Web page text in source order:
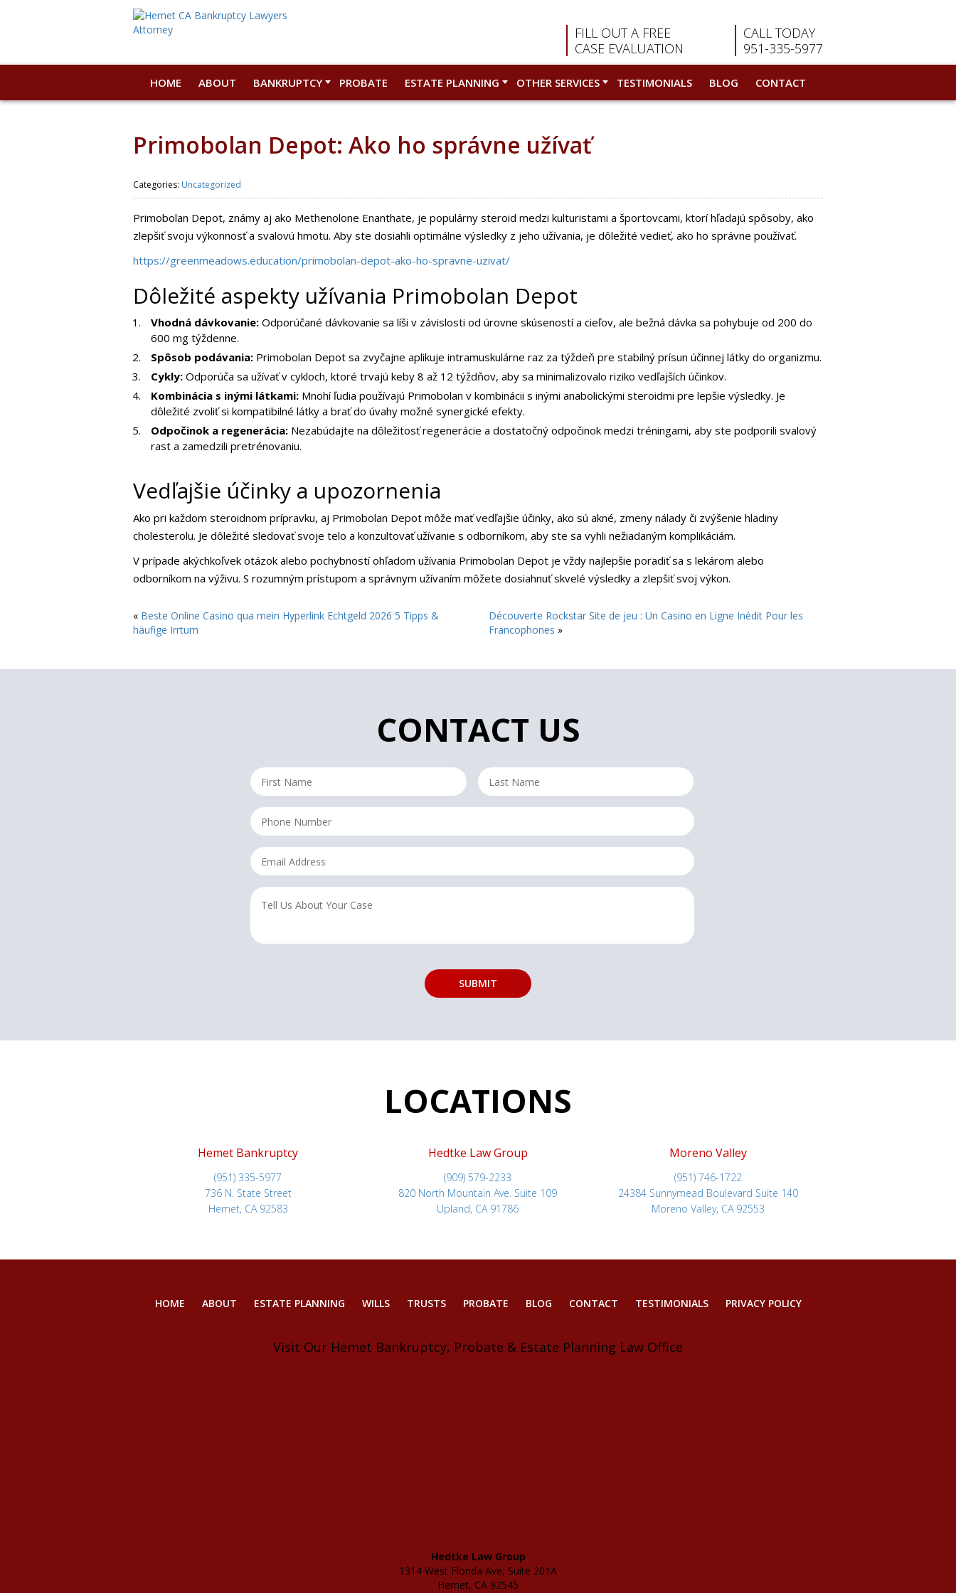
FILL OUT A FREE
CASE EVALUATION
CALL TODAY
951-335-5977
HOME ABOUT BANKRUPTCY PROBATE ESTATE PLANNING OTHER SERVICES TESTIMONIALS BLOG CONTACT
Primobolan Depot: Ako ho správne užívať
Categories: Uncategorized
Primobolan Depot, známy aj ako Methenolone Enanthate, je populárny steroid medzi kulturistami a športovcami, ktorí hľadajú spôsoby, ako
zlepšiť svoju výkonnosť a svalovú hmotu. Aby ste dosiahli optimálne výsledky z jeho užívania, je dôležité vedieť, ako ho správne používať.
https://greenmeadows.education/primobolan-depot-ako-ho-spravne-uzivat/
Dôležité aspekty užívania Primobolan Depot
Vhodná dávkovanie: Odporúčané dávkovanie sa líši v závislosti od úrovne skúseností a cieľov, ale bežná dávka sa pohybuje od 200 do
600 mg týždenne.
Spôsob podávania: Primobolan Depot sa zvyčajne aplikuje intramuskulárne raz za týždeň pre stabilný prísun účinnej látky do organizmu.
Cykly: Odporúča sa užívať v cykloch, ktoré trvajú keby 8 až 12 týždňov, aby sa minimalizovalo riziko vedľajších účinkov.
Kombinácia s inými látkami: Mnohí ľudia používajú Primobolan v kombinácii s inými anabolickými steroidmi pre lepšie výsledky. Je
dôležité zvoliť si kompatibilné látky a brať do úvahy možné synergické efekty.
Odpočinok a regenerácia: Nezabúdajte na dôležitosť regenerácie a dostatočný odpočinok medzi tréningami, aby ste podporili svalový
rast a zamedzili pretrénovaniu.
Vedľajšie účinky a upozornenia
Ako pri každom steroidnom prípravku, aj Primobolan Depot môže mať vedľajšie účinky, ako sú akné, zmeny nálady či zvýšenie hladiny
cholesterolu. Je dôležité sledovať svoje telo a konzultovať užívanie s odborníkom, aby ste sa vyhli nežiadaným komplikáciám.
V prípade akýchkoľvek otázok alebo pochybností ohľadom užívania Primobolan Depot je vždy najlepšie poradiť sa s lekárom alebo
odborníkom na výživu. S rozumným prístupom a správnym užívaním môžete dosiahnuť skvelé výsledky a zlepšiť svoj výkon.
« Beste Online Casino qua mein Hyperlink Echtgeld 2026 5 Tipps &
häufige Irrtum
Découverte Rockstar Site de jeu : Un Casino en Ligne Inédit Pour les
Francophones »
CONTACT US
LOCATIONS
Hemet Bankruptcy
(951) 335-5977
736 N. State Street
Hemet, CA 92583
Hedtke Law Group
(909) 579-2233
820 North Mountain Ave. Suite 109
Upland, CA 91786
Moreno Valley
(951) 746-1722
24384 Sunnymead Boulevard Suite 140
Moreno Valley, CA 92553
HOME ABOUT ESTATE PLANNING WILLS TRUSTS PROBATE BLOG CONTACT TESTIMONIALS PRIVACY POLICY
Visit Our Hemet Bankruptcy, Probate & Estate Planning Law Office
Hedtke Law Group
1314 West Florida Ave, Suite 201A
Hemet, CA 92545